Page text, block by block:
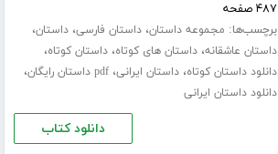
۴۸۷ صفحه
برچسب‌ها: مجموعه داستان،داستان فارسی،داستان،
داستان عاشقانه،داستان های کوتاه،داستان کوتاه،
دانلود داستان کوتاه،داستان ایرانی،pdf داستان رایگان ،
دانلود داستان ایرانی
دانلود کتاب